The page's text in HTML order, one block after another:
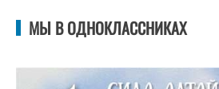
МЫ В ОДНОКЛАССНИКАХ